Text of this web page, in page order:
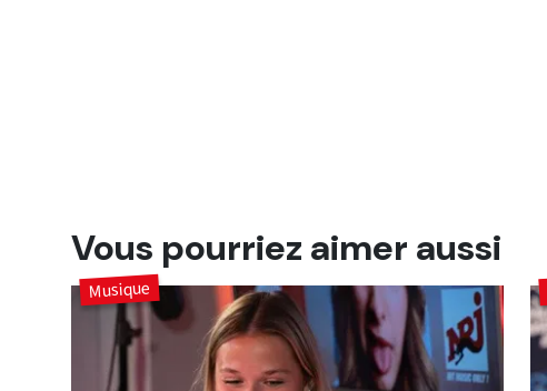
Vous pourriez aimer aussi
Musique